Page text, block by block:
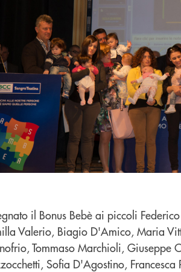
il Bonus Bebè ai piccoli
Valerio, Biagio D'Amico, Maria
Tommaso Marchioli, Giuseppe
Sofia D'Agostino,